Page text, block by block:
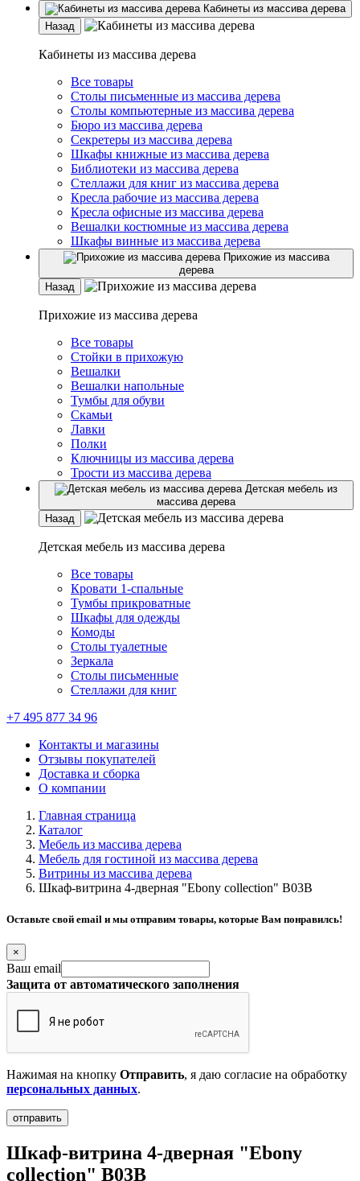
Кабинеты из массива дерева
Назад
Кабинеты из массива дерева
Все товары
Столы письменные из массива дерева
Столы компьютерные из массива дерева
Бюро из массива дерева
Секретеры из массива дерева
Шкафы книжные из массива дерева
Библиотеки из массива дерева
Стеллажи для книг из массива дерева
Кресла рабочие из массива дерева
Кресла офисные из массива дерева
Вешалки костюмные из массива дерева
Шкафы винные из массива дерева
Прихожие из массива
дерева
Назад
Прихожие из массива дерева
Все товары
Стойки в прихожую
Вешалки
Вешалки напольные
Тумбы для обуви
Скамьи
Лавки
Полки
Ключницы из массива дерева
Трости из массива дерева
Детская мебель из
массива дерева
Назад
Детская мебель из массива дерева
Все товары
Кровати 1-спальные
Тумбы прикроватные
Шкафы для одежды
Комоды
Столы туалетные
Зеркала
Столы письменные
Стеллажи для книг
+7 495 877 34 96
Контакты и магазины
Отзывы покупателей
Доставка и сборка
О компании
Главная страница
Каталог
Мебель из массива дерева
Мебель для гостиной из массива дерева
Витрины из массива дерева
Шкаф-витрина 4-дверная "Ebony collection" B03B
Оставьте свой email и мы отправим товары, которые Вам понравилсь!
×
Ваш email
Защита от автоматического заполнения
Нажимая на кнопку Отправить, я даю согласие на обработку
персональных данных.
Шкаф-витрина 4-дверная "Ebony
collection" B03B